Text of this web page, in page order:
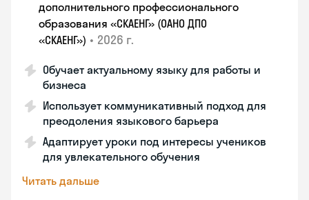
дополнительного профессионального
образования «СКАЕНГ» (ОАНО ДПО
«СКАЕНГ») • 2026 г.
Обучает актуальному языку для работы и
бизнеса
Использует коммуникативный подход для
преодоления языкового барьера
Адаптирует уроки под интересы учеников
для увлекательного обучения
Читать дальше